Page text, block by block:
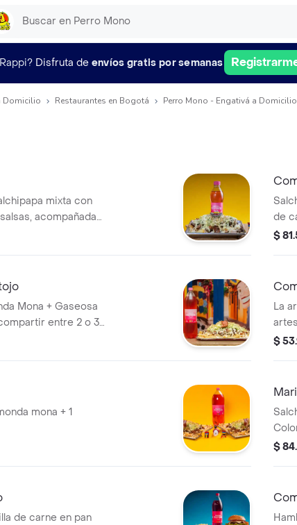
Disfruta de envíos gratis por semanas
Domicilio Restaurantes en Bogotá Perro Mono - Engativá a Domicilio
mixta con
acompañada
Postobón de
de
$
Mona + Gaseosa
entre 2 o 3
La
$
mona + 1
$
de carne en pan